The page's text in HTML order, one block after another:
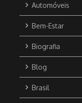
Automóveis
Bem-Estar
Biografia
Blog
Brasil